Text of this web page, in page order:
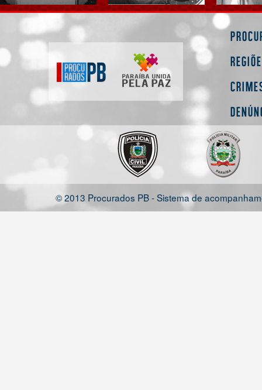
© 2013 Procurados PB - Sistema de